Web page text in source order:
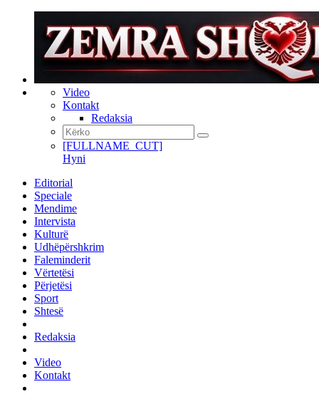
Video
Kontakt
Redaksia
[FULLNAME_CUT]
Hyni
Editorial
Speciale
Mendime
Intervista
Kulturë
Udhëpërshkrim
Faleminderit
Vërtetësi
Përjetësi
Sport
Shtesë
Redaksia
Video
Kontakt